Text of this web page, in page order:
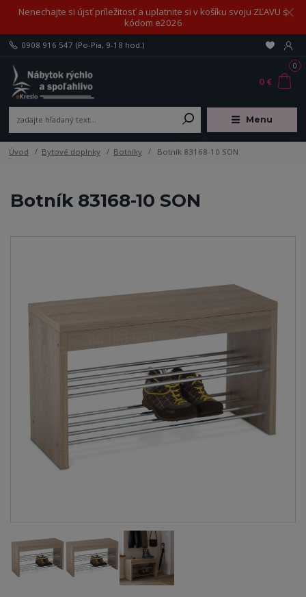
Nenechajte si újsť príležitosť a uplatnite si v košíku svoju ZĽAVU s
kódom e2026
Menu
0908 916 547 (Po-Pia, 9-18 hod.)
0
0 €
Úvod Bytové doplnky Botníky Botník 83168-10 SON
Botník 83168-10 SON